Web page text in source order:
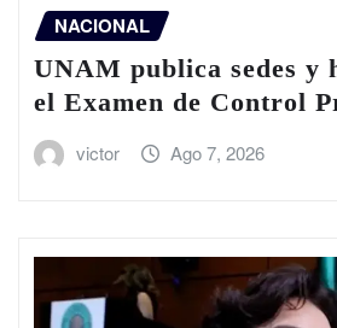
NACIONAL
UNAM publica sedes y
el Examen de Control
victor Ago 7, 2026